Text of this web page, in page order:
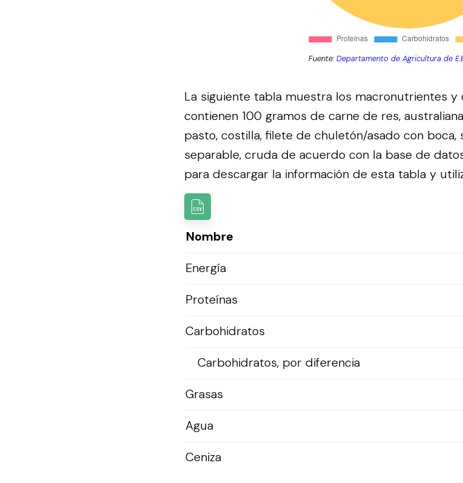
Fuente:Departamento de Agricultura de
La siguiente tabla muestra los macronutrientes
contienen 100 gramos de carne de res,
pasto, costilla, filete de chuletón/asado con boca,
separable, cruda de acuerdo con la base de
para descargar la información de esta tabla y
Nombre
Energía
Proteínas
Carbohidratos
Carbohidratos, por diferencia
Grasas
Agua
Ceniza